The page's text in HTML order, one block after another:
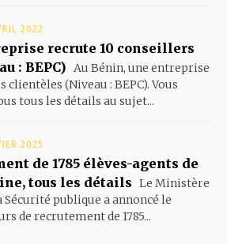
2022
recrute 10 conseillers
: BEPC) Au Bénin, une entreprise
(Niveau : BEPC). Vous
tous les détails au sujet...
2025
de 1785 élèves-agents de
tous les détails Le Ministère
Sécurité publique a annoncé le
de recrutement de 1785...